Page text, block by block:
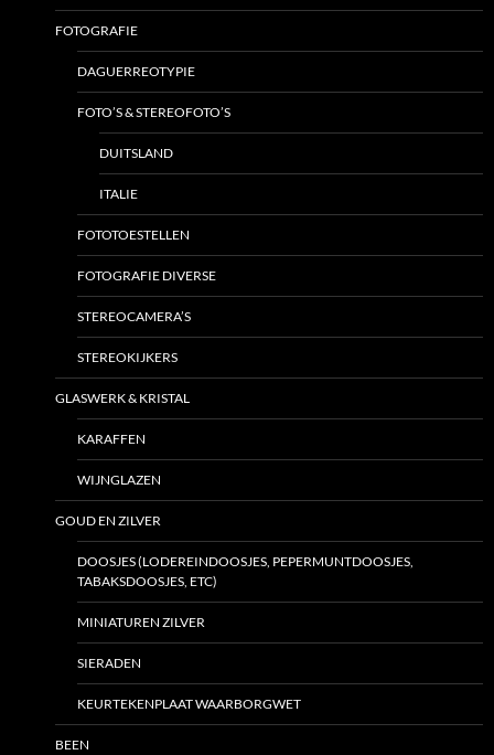
FOTOGRAFIE
DAGUERREOTYPIE
FOTO’S & STEREOFOTO’S
DUITSLAND
ITALIE
FOTOTOESTELLEN
FOTOGRAFIE DIVERSE
STEREOCAMERA’S
STEREOKIJKERS
GLASWERK & KRISTAL
KARAFFEN
WIJNGLAZEN
GOUD EN ZILVER
DOOSJES (LODEREINDOOSJES, PEPERMUNTDOOSJES,
TABAKSDOOSJES, ETC)
MINIATUREN ZILVER
SIERADEN
KEURTEKENPLAAT WAARBORGWET
BEEN